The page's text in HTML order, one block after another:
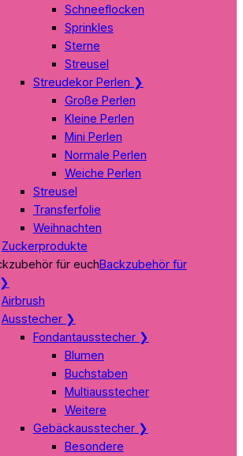
Schneeflocken
Sprinkles
Sterne
Streusel
Streudekor Perlen ❯
Große Perlen
Kleine Perlen
Mini Perlen
Normale Perlen
Weiche Perlen
Streusel
Transferfolie
Weihnachten
Zuckerprodukte
Backzubehör für
❯
Airbrush
Ausstecher ❯
Fondantausstecher ❯
Blumen
Buchstaben
Multiausstecher
Weitere
Gebäckausstecher ❯
Besondere